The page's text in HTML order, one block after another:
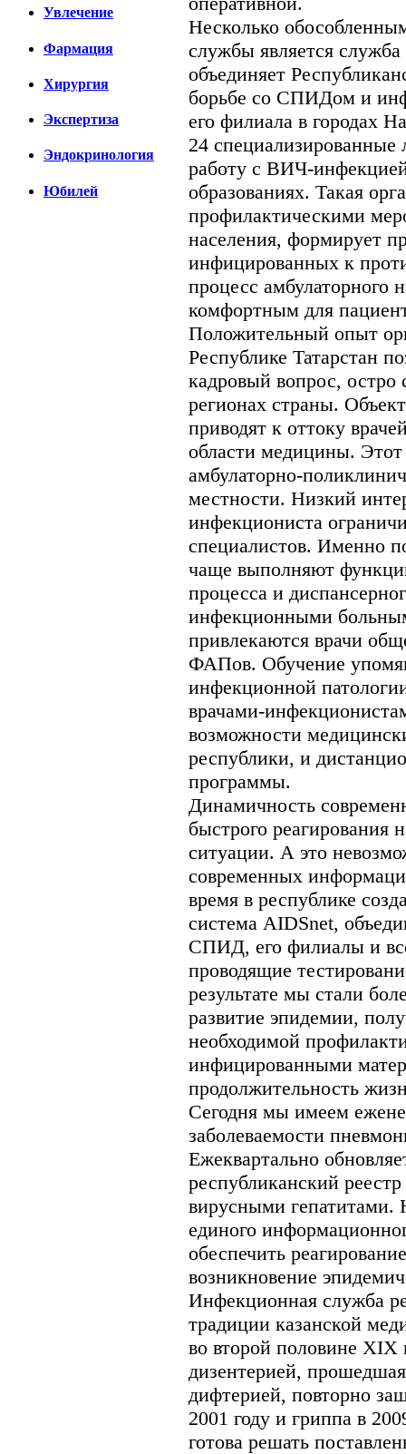
Увлечение
Фармация
Хирургия
Экспертиза
Эндокринология
Юбилей
Несколько
службы является
объединяет
борьбе со СПИДом и
его филиала в городах
24 специализированные
работу с ВИЧ-
образованиях. Такая
профилактическими
населения, формирует
инфицированных к
процесс амбулаторного
комфортным для
Положительный опыт
Республике Татарстан
кадровый вопрос, остро
регионах страны.
приводят к оттоку
области медицины.
амбулаторно-
местности. Низкий
инфекциониста
специалистов. Именно
чаще выполняют
процесса и
инфекционными
привлекаются врачи
ФАПов. Обучение
инфекционной
врачами-
возможности
республики, и
программы.
Динамичность
быстрого реагирования
ситуации. А это
современных
время в республике
система AIDSnet,
СПИД, его филиалы и
проводящие
результате мы стали
развитие эпидемии,
необходимой
инфицированными
продолжительность
Сегодня мы имеем
заболеваемости
Ежеквартально
республиканский
вирусными гепатитами.
единого
обеспечить
возникновение
Инфекционная служба
традиции казанской
во второй половине ХIХ
дизентерией,
дифтерией, повторно
2001 году и гриппа в
готова решать